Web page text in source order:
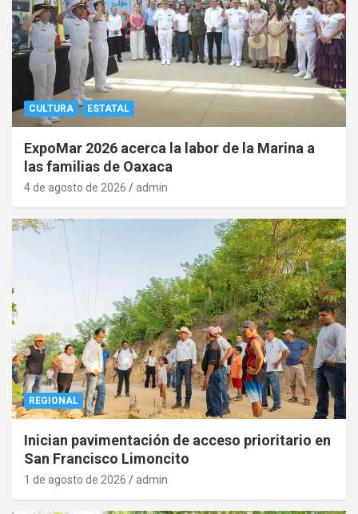
CULTURA ESTATAL
ExpoMar 2026 acerca la labor de la Marina a
las familias de Oaxaca
4 de agosto de 2026 admin
REGIONAL
Inician pavimentación de acceso prioritario en
San Francisco Limoncito
1 de agosto de 2026 admin